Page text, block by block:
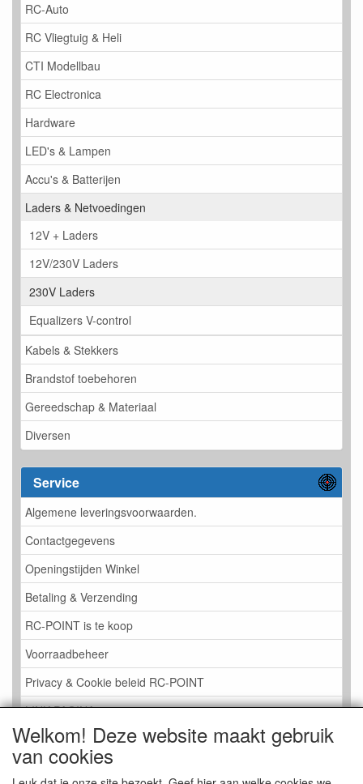
RC-Auto
RC Vliegtuig & Heli
CTI Modellbau
RC Electronica
Hardware
LED's & Lampen
Accu's & Batterijen
Laders & Netvoedingen
12V + Laders
12V/230V Laders
230V Laders
Equalizers V-control
Kabels & Stekkers
Brandstof toebehoren
Gereedschap & Materiaal
Diversen
Service
Algemene leveringsvoorwaarden.
Contactgegevens
Openingstijden Winkel
Betaling & Verzending
RC-POINT is te koop
Voorraadbeheer
Privacy & Cookie beleid RC-POINT
LINK PAGINA
Gastenboek RC-POINT
Kijkje in de Winkel
Welkom! Deze website maakt gebruik
van cookies